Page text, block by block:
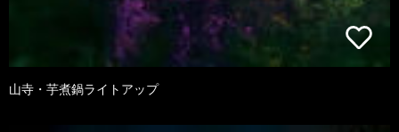
山寺・芋煮鍋ライトアップ